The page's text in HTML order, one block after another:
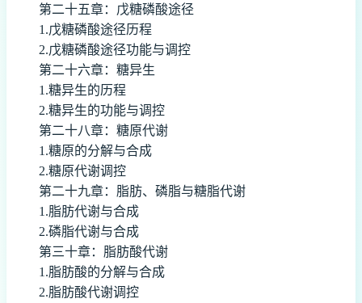
第二十五章：戊糖磷酸途径
1.戊糖磷酸途径历程
2.戊糖磷酸途径功能与调控
第二十六章：糖异生
1.糖异生的历程
2.糖异生的功能与调控
第二十八章：糖原代谢
1.糖原的分解与合成
2.糖原代谢调控
第二十九章：脂肪、磷脂与糖脂代谢
1.脂肪代谢与合成
2.磷脂代谢与合成
第三十章：脂肪酸代谢
1.脂肪酸的分解与合成
2.脂肪酸代谢调控